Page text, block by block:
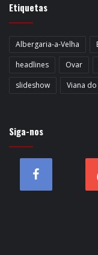
Etiquetas
Albergaria-a-Velha
headlines
Ovar
slideshow
Viana
Siga-nos